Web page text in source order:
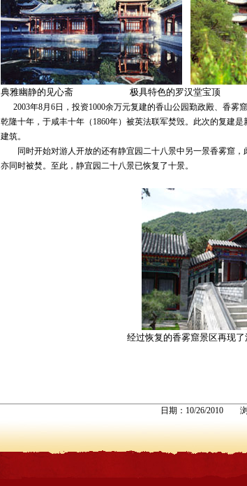
典雅幽静的见心斋 极具特色的罗汉堂宝顶
2003年8月6日，投资1000余万元复建的香山公园勤政殿、香雾
乾隆十年，于咸丰十年（1860年）被英法联军焚毁。此次的复建
建筑。
同时开始对游人开放的还有静宜园二十八景中另一景香雾窟，
亦同时被焚。至此，静宜园二十八景已恢复了十景。
经过恢复的香雾窟景区再现
日期：10/26/2010